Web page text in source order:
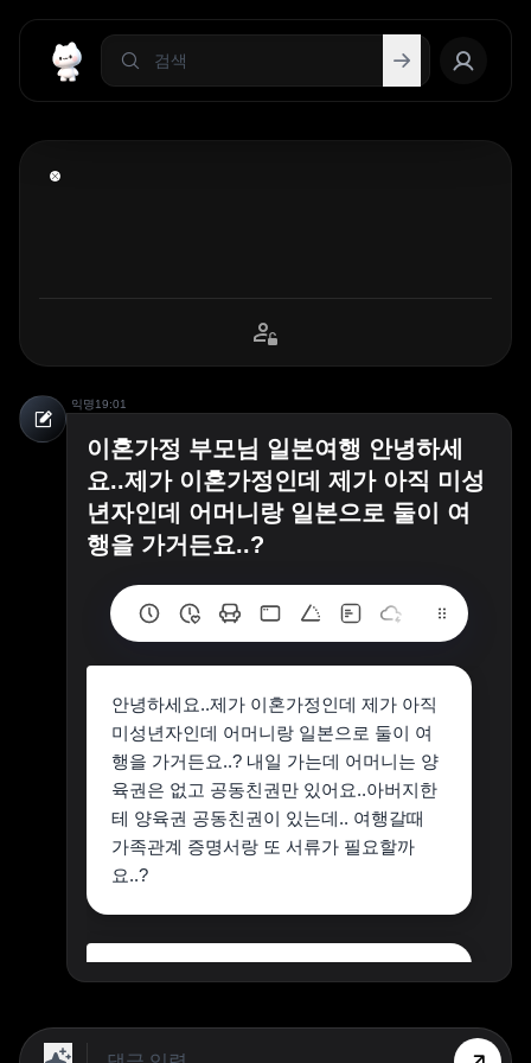
익명19:01
이혼가정 부모님 일본여행 안녕하세
요..제가 이혼가정인데 제가 아직 미성
년자인데 어머니랑 일본으로 둘이 여
행을 가거든요..?
안녕하세요..제가 이혼가정인데 제가 아직
미성년자인데 어머니랑 일본으로 둘이 여
행을 가거든요..? 내일 가는데 어머니는 양
육권은 없고 공동친권만 있어요..아버지한
테 양육권 공동친권이 있는데.. 여행갈때
가족관계 증명서랑 또 서류가 필요할까
요..?
장은영 변호사 입니다